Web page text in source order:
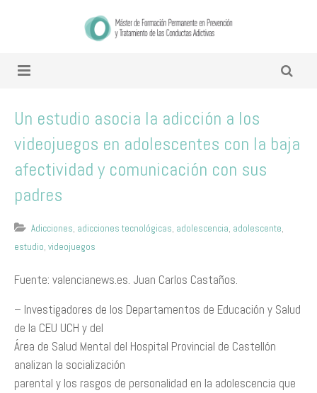
Un estudio asocia la adicción a los
videojuegos en adolescentes con la baja
afectividad y comunicación con sus
padres
Adicciones, adicciones tecnológicas, adolescencia, adolescente,
estudio, videojuegos
Fuente: valencianews.es. Juan Carlos Castaños.
– Investigadores de los Departamentos de Educación y Salud
de la CEU UCH y del
Área de Salud Mental del Hospital Provincial de Castellón
analizan la socialización
parental y los rasgos de personalidad en la adolescencia que